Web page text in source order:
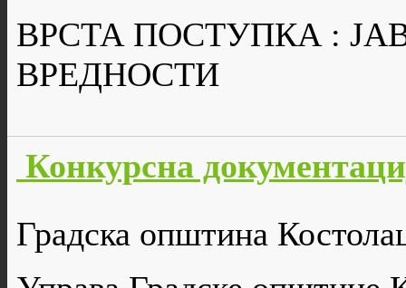
ВРСТА ПОСТУПКА :
ВРЕДНОСТИ
Конкурсна
Градска општина